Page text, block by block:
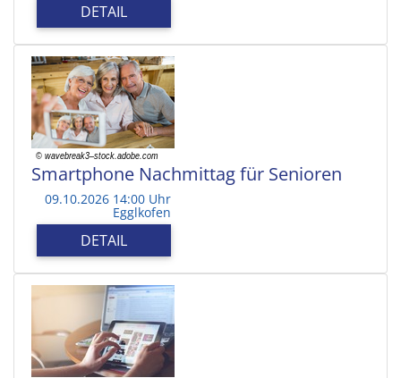
DETAIL
Smartphone Nachmittag für Senioren
09.10.2026 14:00 Uhr
Egglkofen
DETAIL